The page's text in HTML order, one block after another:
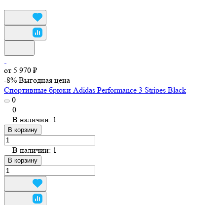
от 5 970 ₽
-8% Выгодная цена
Спортивные брюки Adidas Performance 3 Stripes Black
0
0
В наличии: 1
В корзину
В наличии: 1
В корзину